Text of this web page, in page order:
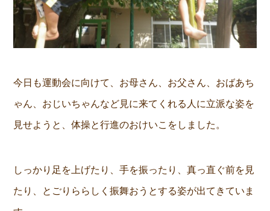
今日も運動会に向けて、お母さん、お父さん、おばあち
ゃん、おじいちゃんなど見に来てくれる人に立派な姿を
見せようと、体操と行進のおけいこをしました。
しっかり足を上げたり、手を振ったり、真っ直ぐ前を見
たり、とごりららしく振舞おうとする姿が出てきていま